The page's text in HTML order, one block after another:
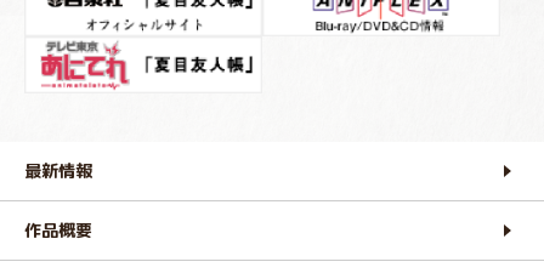
最新情報
作品概要